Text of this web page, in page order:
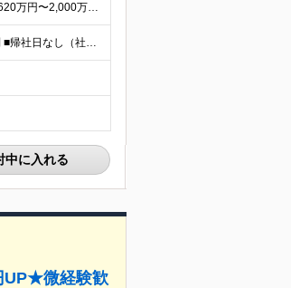
月給45万円〜170万円（固定残業代含む）＋賞与＋インセンティブ 想定年収：620万円〜2,000万円 ◎入社した全員が年収UP（平均170万円UP） ※経験・能力などを考慮の上、決定します。 ※月
全国のプロジェクト先（フルリモート可能） ■プロジェクトは100%完全選択制 ■帰社日なし（社内業務は一切ありません） 【拠点】 ◆本社／東京都新宿区西新宿2丁目6番1号 新宿住友ビル28階 ◆大阪
中に入れる
UP★微経験歓